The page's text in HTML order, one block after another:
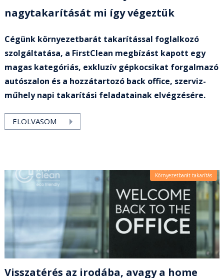
nagytakarítását mi így végeztük
Cégünk környezetbarát takarítással foglalkozó
szolgáltatása, a FirstClean megbízást kapott egy
magas kategóriás, exkluzív gépkocsikat forgalmazó
autószalon és a hozzátartozó back office, szerviz-
műhely napi takarítási feladatainak elvégzésére.
ELOLVASOM
Visszatérés az irodába, avagy a home
Környezetbarát takarítás